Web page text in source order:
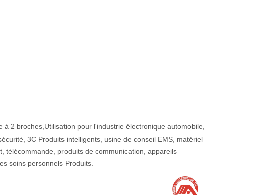
à 2 broches, Utilisation pour l'industrie électronique automobile,
3C Produits intelligents, usine de conseil EMS, matériel
télécommande, produits de communication, appareils
soins personnels Produits.